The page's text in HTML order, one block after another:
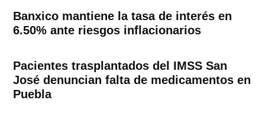
Banxico mantiene la tasa de interés en
6.50% ante riesgos inflacionarios
Pacientes trasplantados del IMSS San
José denuncian falta de medicamentos en
Puebla